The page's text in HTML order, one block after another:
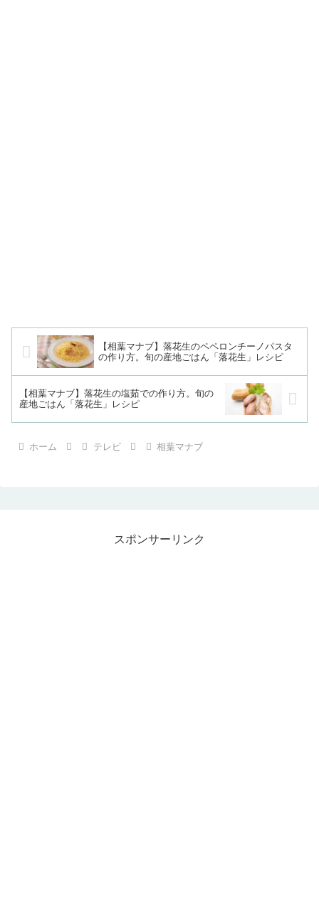
【相葉マナブ】落花生のペペロンチーノパスタ
の作り方。旬の産地ごはん「落花生」レシピ
【相葉マナブ】落花生の塩茹での作り方。旬の
産地ごはん「落花生」レシピ
ホーム テレビ 相葉マナブ
スポンサーリンク